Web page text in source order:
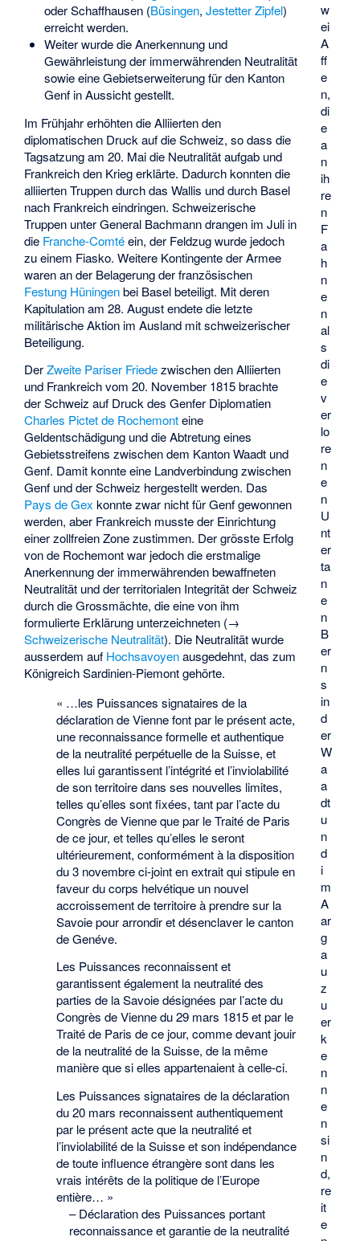
w
ei
A
ff
e
n,
di
e
a
n
ih
re
n
F
a
h
n
e
n
al
s
di
e
v
er
lo
re
n
e
n
U
nt
er
ta
n
e
n
B
er
n
s
in
d
er
W
a
a
dt
u
n
d
i
m
A
ar
g
a
u
z
u
er
k
e
n
n
e
n
si
n
d,
re
it
e
oder Schaffhausen (Büsingen, Jestetter Zipfel)
erreicht werden.
Weiter wurde die Anerkennung und
Gewährleistung der immerwährenden Neutralität
sowie eine Gebietserweiterung für den Kanton
Genf in Aussicht gestellt.
Im Frühjahr erhöhten die Alliierten den
diplomatischen Druck auf die Schweiz, so dass die
Tagsatzung am 20. Mai die Neutralität aufgab und
Frankreich den Krieg erklärte. Dadurch konnten die
alliierten Truppen durch das Wallis und durch Basel
nach Frankreich eindringen. Schweizerische
Truppen unter General Bachmann drangen im Juli in
die Franche-Comtéein, der Feldzug wurde jedoch
zu einem Fiasko. Weitere Kontingente der Armee
waren an der Belagerung der französischen
Festung Hüningenbei Basel beteiligt. Mit deren
Kapitulation am 28. August endete die letzte
militärische Aktion im Ausland mit schweizerischer
Beteiligung.
DerZweite Pariser Friedezwischen den Alliierten
und Frankreich vom 20. November 1815 brachte
der Schweiz auf Druck des Genfer Diplomatien
Charles Pictet de Rochemonteine
Geldentschädigung und die Abtretung eines
Gebietsstreifens zwischen dem Kanton Waadt und
Genf. Damit konnte eine Landverbindung zwischen
Genf und der Schweiz hergestellt werden. Das
Pays de Gex konnte zwar nicht für Genf gewonnen
werden, aber Frankreich musste der Einrichtung
einer zollfreien Zone zustimmen. Der grösste Erfolg
von de Rochemont war jedoch die erstmalige
Anerkennung der immerwährenden bewaffneten
Neutralität und der territorialen Integrität der Schweiz
durch die Grossmächte, die eine von ihm
formulierte Erklärung unterzeichneten (→
Schweizerische Neutralität). Die Neutralität wurde
ausserdem auf Hochsavoyenausgedehnt, das zum
Königreich Sardinien-Piemontgehörte.
« …les Puissances signataires de la
déclaration de Vienne font par le présent acte,
une reconnaissance formelle et authentique
de la neutralité perpétuelle de la Suisse, et
elles lui garantissent l’intégrité et l’inviolabilité
de son territoire dans ses nouvelles limites,
telles qu’elles sont fixées, tant par l’acte du
Congrès de Vienne que par le Traité de Paris
de ce jour, et telles qu’elles le seront
ultérieurement, conformément à la disposition
du 3 novembre ci-joint en extrait qui stipule en
faveur du corps helvétique un nouvel
accroissement de territoire à prendre sur la
Savoie pour arrondir et désenclaver le canton
de Genéve.
Les Puissances reconnaissent et
garantissent également la neutralité des
parties de la Savoie désignées par l’acte du
Congrès de Vienne du 29 mars 1815 et par le
Traité de Paris de ce jour, comme devant jouir
de la neutralité de la Suisse, de la même
manière que si elles appartenaient à celle-ci.
Les Puissances signataires de la déclaration
du 20 mars reconnaissent authentiquement
par le présent acte que la neutralité et
l’inviolabilité de la Suisse et son indépendance
de toute influence étrangère sont dans les
vrais intérêts de la politique de l’Europe
entière… »
–Déclaration des Puissances portant
reconnaissance et garantie de la neutralité